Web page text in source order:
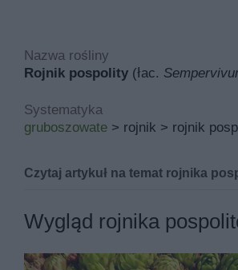
Nazwa rośliny
Rojnik pospolity (łac.
Systematyka
gruboszowate > rojnik > rojnik
Czytaj artykuł na temat rojnika
Rojnik pospolity znana pod
Wygląd rojnika